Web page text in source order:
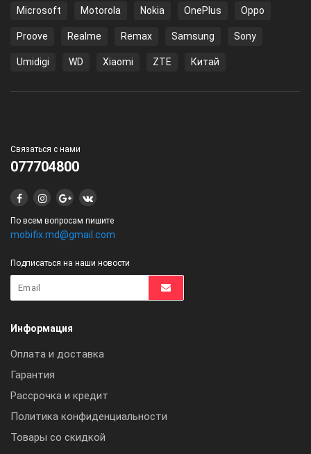
Microsoft Motorola Nokia OnePlus Oppo
Proove Realme Remax Samsung Sony
Umidigi WD Xiaomi ZTE Китай
Связаться с нами
077704800
По всем вопросам пишите
mobifix.md@gmail.com
Подписаться на наши новости
Информация
Оплата и доставка
Гарантия
Рассрочка и кредит
Политика конфиденциальности
Товары со скидкой